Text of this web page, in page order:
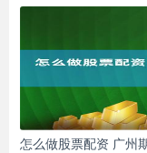
怎么做股票配资 广州